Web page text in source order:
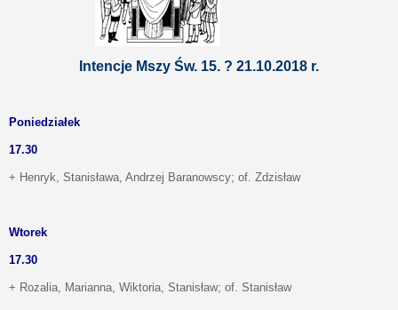
Intencje Mszy Św. 15. ? 21.10.2018 r.
Poniedziałek
17.30
+ Henryk, Stanisława, Andrzej Baranowscy; of. Zdzisław
Wtorek
17.30
+ Rozalia, Marianna, Wiktoria, Stanisław; of. Stanisław